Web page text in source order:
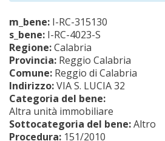
m_bene: I-RC-315130
s_bene: I-RC-4023-S
Regione:Calabria
Provincia: Reggio Calabria
Comune: Reggio di Calabria
Indirizzo:VIA S. LUCIA 32
Categoria del bene:
Altra unità immobiliare
Sottocategoria del bene:Altro
Procedura: 151/2010